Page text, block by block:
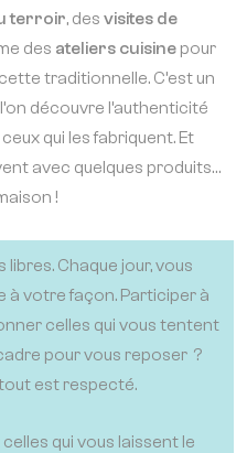
terroir, desvisites de
des ateliers cuisine pour
traditionnelle. C’est un
découvre l’authenticité
qui les fabriquent. Et
avec quelques produits…
!
Chaque jour, vous
votre façon. Participer à
celles qui vous tentent
pour vous reposer ?
est respecté.
qui vous laissent le